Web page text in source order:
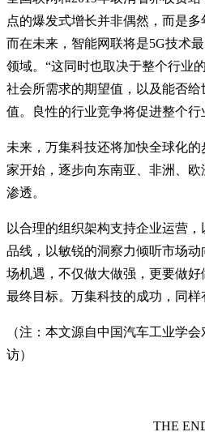
点的爆发式增长并非偶然，而是多
而在未来，智能网联将是5G技术
领域。“这同时也取决于整个行业
社会所需求的期望值，以及能否
值。良性的行业竞争将促进整个行
未来，万集科技还将加快全球化的
家开始，逐步向东南亚、非洲、
渗透。
以合理的组织架构支持企业运营
品线，以敏锐的洞察力倾听市场
场机遇，不仅做大做强，更要做
最终目标。万集科技的成功，同样
（注：本文源自中国汽车工业学
访）
THE